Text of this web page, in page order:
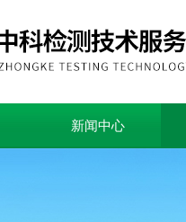
新闻中心